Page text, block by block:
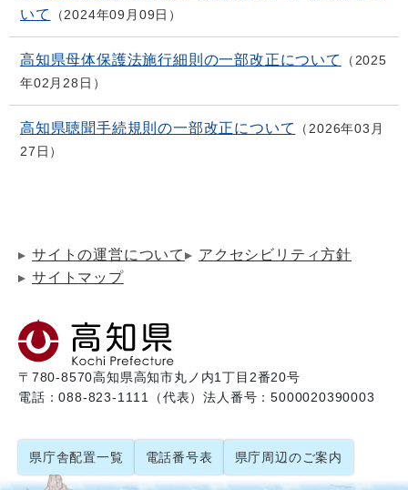
いて
2024年09月09日
高知県母体保護法施行細則の一部改正について
2025
年02月28日
高知県聴聞手続規則の一部改正について
2026年03月
27日
サイトの運営について
アクセシビリティ方針
サイトマップ
〒780-8570高知県高知市丸ノ内1丁目2番20号
電話：088-823-1111（代表）法人番号：5000020390003
県庁舎配置一覧 電話番号表 県庁周辺のご案内